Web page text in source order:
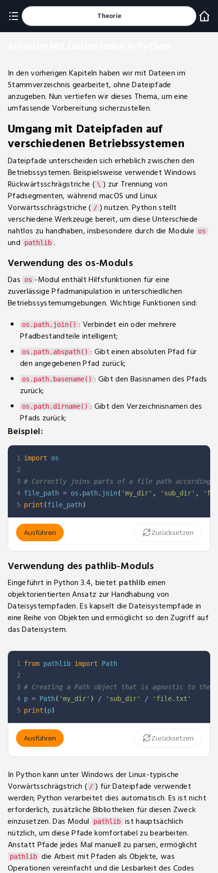
Theorie
In den vorherigen Kapiteln haben wir mit Dateien im
Stammverzeichnis gearbeitet, ohne Dateipfade
anzugeben. Nun vertiefen wir dieses Thema, um eine
umfassende Vorbereitung sicherzustellen.
Umgang mit Dateipfaden auf
verschiedenen Betriebssystemen
Dateipfade unterscheiden sich erheblich zwischen den
Betriebssystemen. Beispielsweise verwendet Windows
Rückwärtsschrägstriche ( \ ) zur Trennung von
Pfadsegmenten, während macOS und Linux
Vorwärtsschrägstriche ( / ) nutzen. Python stellt
verschiedene Werkzeuge bereit, um diese Unterschiede
nahtlos zu handhaben, insbesondere durch die Module
os
und pathlib .
Verwendung des os-Moduls
Das os -Modul enthält Hilfsfunktionen für eine
zuverlässige Pfadmanipulation in unterschiedlichen
Betriebssystemumgebungen. Wichtige Funktionen sind:
os.path.join() : Verbindet ein oder mehrere
Pfadbestandteile intelligent;
os.path.abspath() : Gibt einen absoluten Pfad für
den angegebenen Pfad zurück;
os.path.basename() : Gibt den Basisnamen des Pfads
zurück;
os.path.dirname() : Gibt den Verzeichnisnamen des
Pfads zurück;
Beispiel:
1
2
3
4
5
import
# Correctly joins parts of a file path according to
file_path = os . path. join( 'my_dir' , 'sub_dir' ,
print (file_path)
Ausführen Zurücksetzen
Verwendung des pathlib-Moduls
Eingeführt in Python 3.4, bietet pathlib einen
objektorientierten Ansatz zur Handhabung von
Dateisystempfaden. Es kapselt die Dateisystempfade in
eine Reihe von Objekten und ermöglicht so den Zugriff auf
das Dateisystem.
1
2
3
4
5
from pathlib import
# Creating a Path object that is agnostic to the
p = Path( 'my_dir' ) / 'sub_dir' /
'file.txt'
print (p)
Ausführen Zurücksetzen
In Python kann unter Windows der Linux-typische
Vorwärtsschrägstrich ( / ) für Dateipfade verwendet
werden; Python verarbeitet dies automatisch. Es ist nicht
erforderlich, zusätzliche Bibliotheken für diesen Zweck
einzusetzen. Das Modul
pathlib ist hauptsächlich
nützlich, um diese Pfade komfortabel zu bearbeiten.
Anstatt Pfade jedes Mal manuell zu parsen, ermöglicht
pathlib die Arbeit mit Pfaden als Objekte, was
Operationen vereinfacht und die Lesbarkeit des Codes